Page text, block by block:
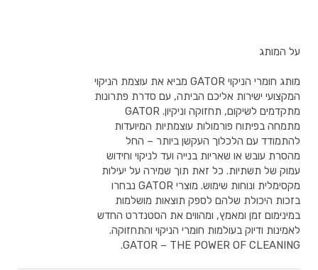
על המותג
מותג חומרי הניקוי GATOR מביא את עוצמת הניקוי
המקצועי ישירות אליכם הביתה, עם סדרת פתרונות
מתקדמים לשיקום, תחזוקה וניקיון. GATOR
מתמחה בפיתוח פורמולות עוצמתיות המיועדות
להתמודד עם הלכלוך העקשן ביותר – החל
מהסרת עובש או שאריות בנייה ועד לניקוי וחידוש
עמוק של תשתיות. כל זאת תוך שמירה על יעילות
מקסימלית ונוחות שימוש. מוצרי GATOR נבחרו
בזכות היכולת שלהם לספק תוצאות מושלמות
במינימום זמן ומאמץ, ומהווים את הסטנדרט החדש
לאמינות ודיוק בעולמות חומרי הניקוי והתחזוקה.
GATOR – THE POWER OF CLEANING.